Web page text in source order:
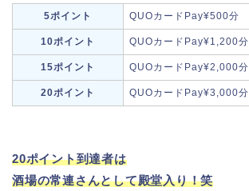
5ポイント QUOカードPay¥500分
10ポイント QUOカードPay¥1,200分
15ポイント QUOカードPay¥2,000分
20ポイント QUOカードPay¥3,000分
20ポイント到達者は
酒場の常連さんとして殿堂入り！笑